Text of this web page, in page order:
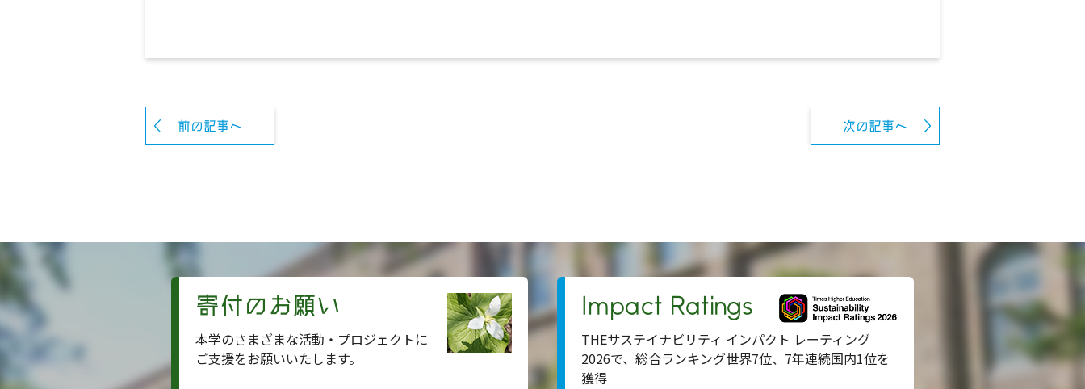
前の記事へ 次の記事へ
寄付のお願い
本学のさまざまな活動・プロジェクトに
ご支援をお願いいたします。
Impact Ratings
THEサステイナビリティ インパクト レーティング
2026で、総合ランキング世界7位、7年連続国内1位を
獲得